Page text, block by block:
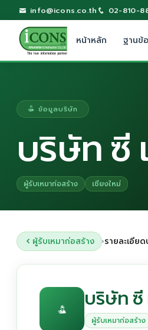
info@icons.co.th 02-810-
หน้าหลัก ฐานข้
ข้อมูลบริษัท
บริษัท ซี
ผู้รับเหมาก่อสร้าง เชียงใหม่
ผู้รับเหมาก่อสร้าง ›รายละเอีย
บริษัท ซี
ผู้รับเหมาก่อสร้าง